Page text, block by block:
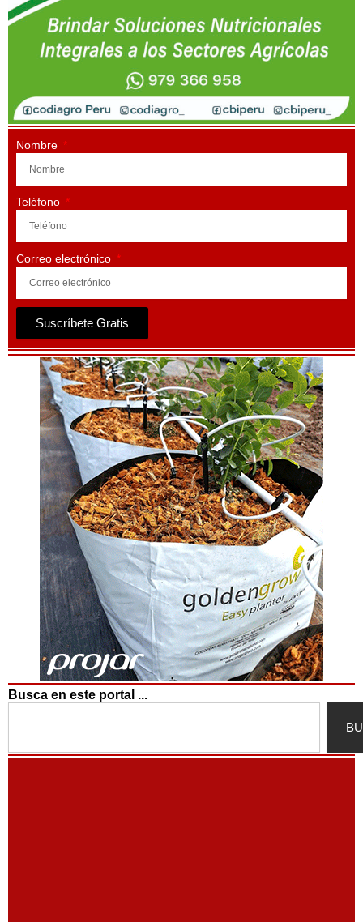
Nombre
Teléfono
Correo electrónico
Suscríbete Gratis
Busca en este portal ...